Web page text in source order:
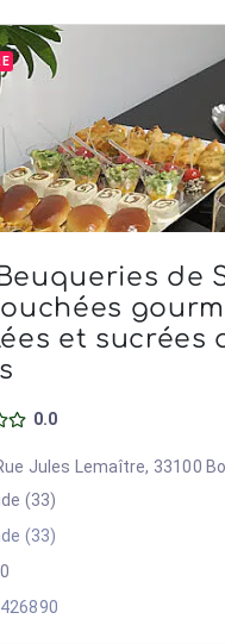
de
et sucrées
0.0
Jules Lemaître, 33100
(33)
(33)